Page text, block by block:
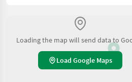
Loading the map will send data to
Load Google Maps